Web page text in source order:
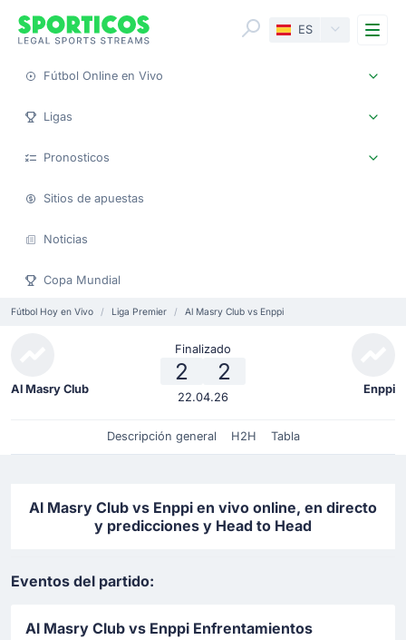
ES
Fútbol Online en Vivo
Ligas
Pronosticos
Sitios de apuestas
Noticias
Copa Mundial
Fútbol Hoy en Vivo Liga Premier Al Masry Club vs Enppi
Al Masry Club
Finalizado
2 2
22.04.26
Enppi
Descripción general H2H Tabla
Al Masry Club vs Enppi en vivo online, en directo
y predicciones y Head to Head
Eventos del partido:
Al Masry Club vs Enppi Enfrentamientos